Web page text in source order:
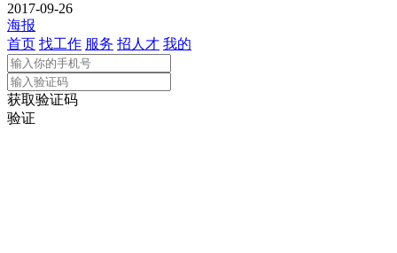
2017-09-26
海报
首页 找工作 服务 招人才 我的
获取验证码
验证